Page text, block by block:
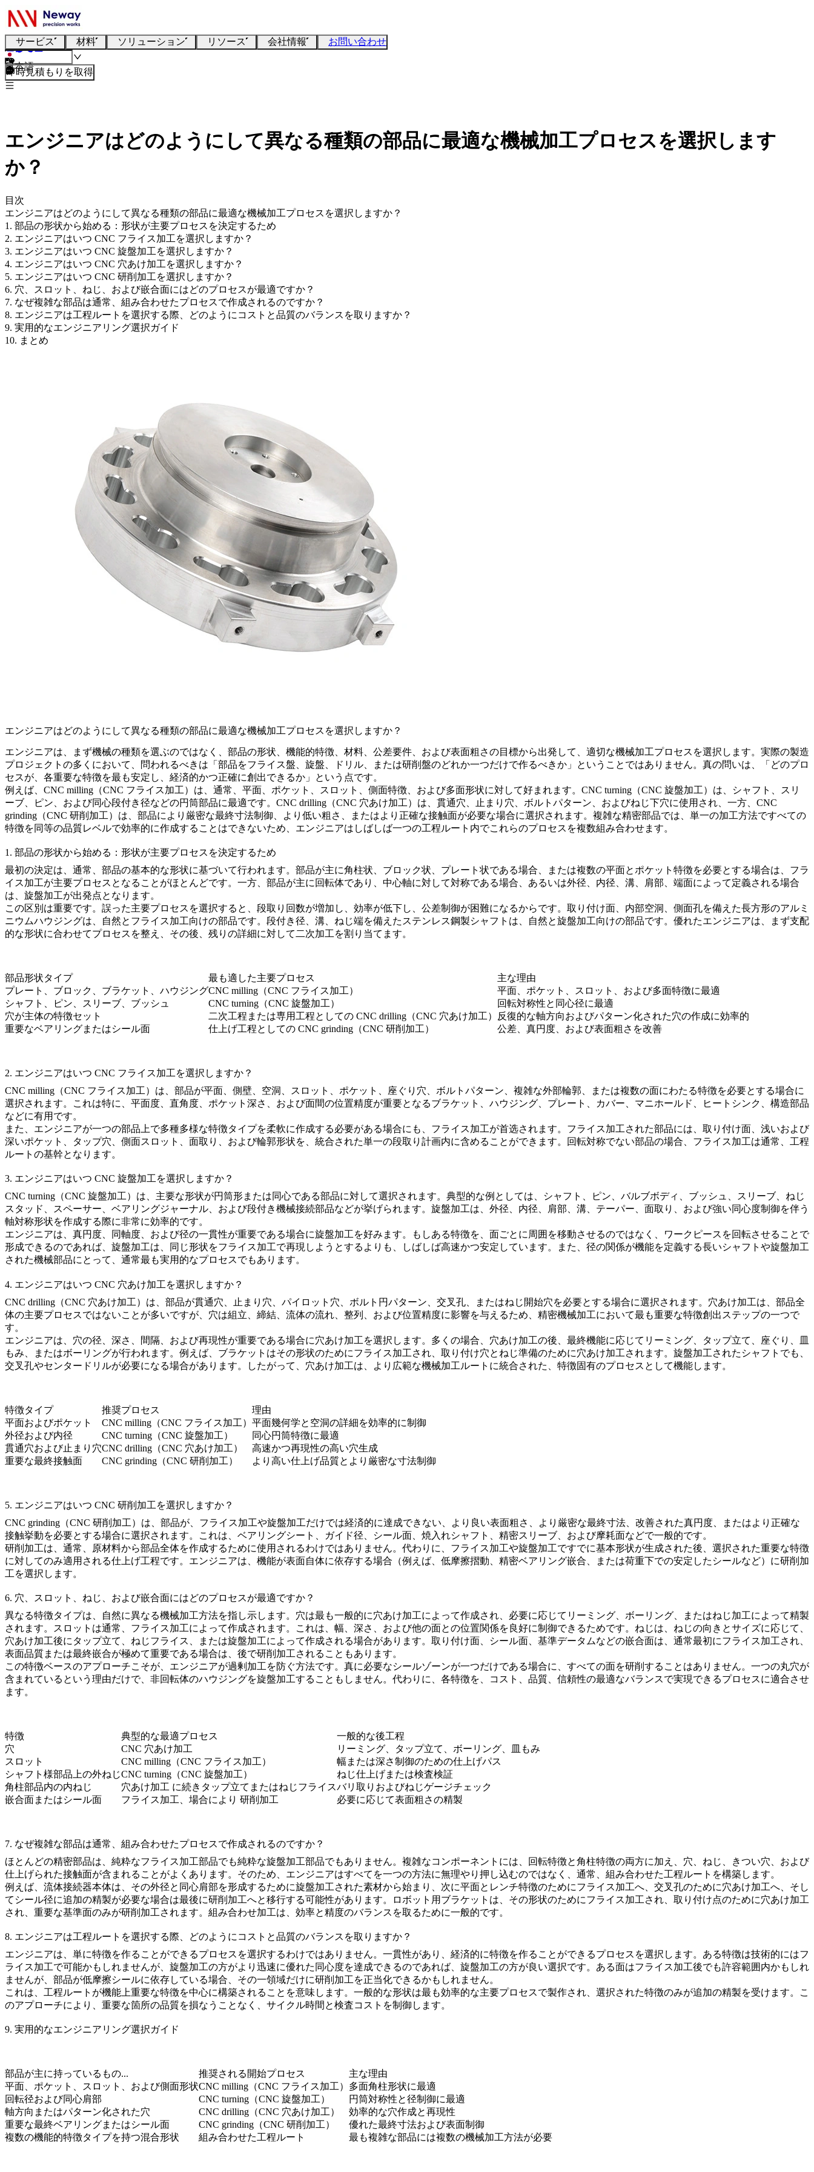
サービス 材料 ソリューション リソース 会社情報 お問い合わせ
日本語
即時見積もりを取得
エンジニアはどのようにして異なる種類の部品に最適な機械加工プロセスを選択します
か？
目次
エンジニアはどのようにして異なる種類の部品に最適な機械加工プロセスを選択しますか？
1. 部品の形状から始める：形状が主要プロセスを決定するため
2. エンジニアはいつ CNC フライス加工を選択しますか？
3. エンジニアはいつ CNC 旋盤加工を選択しますか？
4. エンジニアはいつ CNC 穴あけ加工を選択しますか？
5. エンジニアはいつ CNC 研削加工を選択しますか？
6. 穴、スロット、ねじ、および嵌合面にはどのプロセスが最適ですか？
7. なぜ複雑な部品は通常、組み合わせたプロセスで作成されるのですか？
8. エンジニアは工程ルートを選択する際、どのようにコストと品質のバランスを取りますか？
9. 実用的なエンジニアリング選択ガイド
10. まとめ
エンジニアはどのようにして異なる種類の部品に最適な機械加工プロセスを選択しますか？
エンジニアは、まず機械の種類を選ぶのではなく、部品の形状、機能的特徴、材料、公差要件、および表面粗さの目標から出発して、適切な機械加工プロセスを選択します。実際の製造
プロジェクトの多くにおいて、問われるべきは「部品をフライス盤、旋盤、ドリル、または研削盤のどれか一つだけで作るべきか」ということではありません。真の問いは、「どのプロ
セスが、各重要な特徴を最も安定し、経済的かつ正確に創出できるか」という点です。
例えば、 CNC milling（CNC フライス加工） は、通常、平面、ポケット、スロット、側面特徴、および多面形状に対して好まれます。 CNC turning（CNC 旋盤加工） は、シャフト、スリ
ーブ、ピン、および同心段付き径などの円筒部品に最適です。 CNC drilling（CNC 穴あけ加工） は、貫通穴、止まり穴、ボルトパターン、およびねじ下穴に使用され、一方、 CNC
grinding（CNC 研削加工） は、部品により厳密な最終寸法制御、より低い粗さ、またはより正確な接触面が必要な場合に選択されます。複雑な精密部品では、単一の加工方法ですべての
特徴を同等の品質レベルで効率的に作成することはできないため、エンジニアはしばしば一つの工程ルート内でこれらのプロセスを複数組み合わせます。
1. 部品の形状から始める：形状が主要プロセスを決定するため
最初の決定は、通常、部品の基本的な形状に基づいて行われます。部品が主に角柱状、ブロック状、プレート状である場合、または複数の平面とポケット特徴を必要とする場合は、フラ
イス加工が主要プロセスとなることがほとんどです。一方、部品が主に回転体であり、中心軸に対して対称である場合、あるいは外径、内径、溝、肩部、端面によって定義される場合
は、旋盤加工が出発点となります。
この区別は重要です。誤った主要プロセスを選択すると、段取り回数が増加し、効率が低下し、公差制御が困難になるからです。取り付け面、内部空洞、側面孔を備えた長方形のアルミ
ニウムハウジングは、自然とフライス加工向けの部品です。段付き径、溝、ねじ端を備えたステンレス鋼製シャフトは、自然と旋盤加工向けの部品です。優れたエンジニアは、まず支配
的な形状に合わせてプロセスを整え、その後、残りの詳細に対して二次加工を割り当てます。
部品形状タイプ 最も適した主要プロセス
主な理由
プレート、ブロック、ブラケット、ハウジングCNC milling（CNC フライス加工）
平面、ポケット、スロット、および多面特徴に最適
シャフト、ピン、スリーブ、ブッシュ
CNC turning（CNC 旋盤加工）
回転対称性と同心径に最適
穴が主体の特徴セット
二次工程または専用工程としての CNC drilling（CNC 穴あけ加工）
反復的な軸方向およびパターン化された穴の作成に効率的
重要なベアリングまたはシール面
仕上げ工程としての CNC grinding（CNC 研削加工） 公差、真円度、および表面粗さを改善
2. エンジニアはいつ CNC フライス加工を選択しますか？
CNC milling（CNC フライス加工） は、部品が平面、側壁、空洞、スロット、ポケット、座ぐり穴、ボルトパターン、複雑な外部輪郭、または複数の面にわたる特徴を必要とする場合に
選択されます。これは特に、平面度、直角度、ポケット深さ、および面間の位置精度が重要となるブラケット、ハウジング、プレート、カバー、マニホールド、ヒートシンク、構造部品
などに有用です。
また、エンジニアが一つの部品上で多種多様な特徴タイプを柔軟に作成する必要がある場合にも、フライス加工が首选されます。フライス加工された部品には、取り付け面、浅いおよび
深いポケット、タップ穴、側面スロット、面取り、および輪郭形状を、統合された単一の段取り計画内に含めることができます。回転対称でない部品の場合、フライス加工は通常、工程
ルートの基幹となります。
3. エンジニアはいつ CNC 旋盤加工を選択しますか？
CNC turning（CNC 旋盤加工） は、主要な形状が円筒形または同心である部品に対して選択されます。典型的な例としては、シャフト、ピン、バルブボディ、ブッシュ、スリーブ、ねじ
スタッド、スペーサー、ベアリングジャーナル、および段付き機械接続部品などが挙げられます。旋盤加工は、外径、内径、肩部、溝、テーパー、面取り、および強い同心度制御を伴う
軸対称形状を作成する際に非常に効率的です。
エンジニアは、真円度、同軸度、および径の一貫性が重要である場合に旋盤加工を好みます。もしある特徴を、面ごとに周囲を移動させるのではなく、ワークピースを回転させることで
形成できるのであれば、旋盤加工は、同じ形状をフライス加工で再現しようとするよりも、しばしば高速かつ安定しています。また、径の関係が機能を定義する長いシャフトや旋盤加工
された機械部品にとって、通常最も実用的なプロセスでもあります。
4. エンジニアはいつ CNC 穴あけ加工を選択しますか？
CNC drilling（CNC 穴あけ加工） は、部品が貫通穴、止まり穴、パイロット穴、ボルト円パターン、交叉孔、またはねじ開始穴を必要とする場合に選択されます。穴あけ加工は、部品全
体の主要プロセスではないことが多いですが、穴は組立、締結、流体の流れ、整列、および位置精度に影響を与えるため、精密機械加工において最も重要な特徴創出ステップの一つで
す。
エンジニアは、穴の径、深さ、間隔、および再現性が重要である場合に穴あけ加工を選択します。多くの場合、穴あけ加工の後、最終機能に応じてリーミング、タップ立て、座ぐり、皿
もみ、またはボーリングが行われます。例えば、ブラケットはその形状のためにフライス加工され、取り付け穴とねじ準備のために穴あけ加工されます。旋盤加工されたシャフトでも、
交叉孔やセンタードリルが必要になる場合があります。したがって、穴あけ加工は、より広範な機械加工ルートに統合された、特徴固有のプロセスとして機能します。
特徴タイプ 推奨プロセス
理由
平面およびポケット
CNC milling（CNC フライス加工） 平面幾何学と空洞の詳細を効率的に制御
外径および内径
CNC turning（CNC 旋盤加工）
同心円筒特徴に最適
貫通穴および止まり穴CNC drilling（CNC 穴あけ加工）
高速かつ再現性の高い穴生成
重要な最終接触面
CNC grinding（CNC 研削加工） より高い仕上げ品質とより厳密な寸法制御
5. エンジニアはいつ CNC 研削加工を選択しますか？
CNC grinding（CNC 研削加工） は、部品が、フライス加工や旋盤加工だけでは経済的に達成できない、より良い表面粗さ、より厳密な最終寸法、改善された真円度、またはより正確な
接触挙動を必要とする場合に選択されます。これは、ベアリングシート、ガイド径、シール面、焼入れシャフト、精密スリーブ、および摩耗面などで一般的です。
研削加工は、通常、原材料から部品全体を作成するために使用されるわけではありません。代わりに、フライス加工や旋盤加工ですでに基本形状が生成された後、選択された重要な特徴
に対してのみ適用される仕上げ工程です。エンジニアは、機能が表面自体に依存する場合（例えば、低摩擦摺動、精密ベアリング嵌合、または荷重下での安定したシールなど）に研削加
工を選択します。
6. 穴、スロット、ねじ、および嵌合面にはどのプロセスが最適ですか？
異なる特徴タイプは、自然に異なる機械加工方法を指し示します。穴は最も一般的に穴あけ加工によって作成され、必要に応じてリーミング、ボーリング、またはねじ加工によって精製
されます。スロットは通常、フライス加工によって作成されます。これは、幅、深さ、および他の面との位置関係を良好に制御できるためです。ねじは、ねじの向きとサイズに応じて、
穴あけ加工後にタップ立て、ねじフライス、または旋盤加工によって作成される場合があります。取り付け面、シール面、基準データムなどの嵌合面は、通常最初にフライス加工され、
表面品質または最終嵌合が極めて重要である場合は、後で研削加工されることもあります。
この特徴ベースのアプローチこそが、エンジニアが過剰加工を防ぐ方法です。真に必要なシールゾーンが一つだけである場合に、すべての面を研削することはありません。一つの丸穴が
含まれているという理由だけで、非回転体のハウジングを旋盤加工することもしません。代わりに、各特徴を、コスト、品質、信頼性の最適なバランスで実現できるプロセスに適合させ
ます。
特徴 典型的な最適プロセス
一般的な後工程
穴
CNC 穴あけ加工
リーミング、タップ立て、ボーリング、皿もみ
スロット
CNC milling（CNC フライス加工）
幅または深さ制御のための仕上げパス
シャフト様部品上の外ねじCNC turning（CNC 旋盤加工）
ねじ仕上げまたは検査検証
角柱部品内の内ねじ
穴あけ加工 に続きタップ立てまたはねじフライスバリ取りおよびねじゲージチェック
嵌合面またはシール面
フライス加工 、場合により 研削加工 必要に応じて表面粗さの精製
7. なぜ複雑な部品は通常、組み合わせたプロセスで作成されるのですか？
ほとんどの精密部品は、純粋なフライス加工部品でも純粋な旋盤加工部品でもありません。複雑なコンポーネントには、回転特徴と角柱特徴の両方に加え、穴、ねじ、きつい穴、および
仕上げられた接触面が含まれることがよくあります。そのため、エンジニアはすべてを一つの方法に無理やり押し込むのではなく、通常、組み合わせた工程ルートを構築します。
例えば、流体接続器本体は、その外径と同心肩部を形成するために旋盤加工された素材から始まり、次に平面とレンチ特徴のためにフライス加工へ、交叉孔のために穴あけ加工へ、そし
てシール径に追加の精製が必要な場合は最後に研削加工へと移行する可能性があります。ロボット用ブラケットは、その形状のためにフライス加工され、取り付け点のために穴あけ加工
され、重要な基準面のみが研削加工されます。組み合わせ加工は、効率と精度のバランスを取るために一般的です。
8. エンジニアは工程ルートを選択する際、どのようにコストと品質のバランスを取りますか？
エンジニアは、単に特徴を作ることができるプロセスを選択するわけではありません。一貫性があり、経済的に特徴を作ることができるプロセスを選択します。ある特徴は技術的にはフ
ライス加工で可能かもしれませんが、旋盤加工の方がより迅速に優れた同心度を達成できるのであれば、旋盤加工の方が良い選択です。ある面はフライス加工後でも許容範囲内かもしれ
ませんが、部品が低摩擦シールに依存している場合、その一領域だけに研削加工を正当化できるかもしれません。
これは、工程ルートが機能上重要な特徴を中心に構築されることを意味します。一般的な形状は最も効率的な主要プロセスで製作され、選択された特徴のみが追加の精製を受けます。こ
のアプローチにより、重要な箇所の品質を損なうことなく、サイクル時間と検査コストを制御します。
9. 実用的なエンジニアリング選択ガイド
部品が主に持っているもの... 推奨される開始プロセス
主な理由
平面、ポケット、スロット、および側面形状CNC milling（CNC フライス加工） 多面角柱形状に最適
回転径および同心肩部
CNC turning（CNC 旋盤加工）
円筒対称性と径制御に最適
軸方向またはパターン化された穴
CNC drilling（CNC 穴あけ加工）
効率的な穴作成と再現性
重要な最終ベアリングまたはシール面
CNC grinding（CNC 研削加工）
優れた最終寸法および表面制御
複数の機能的特徴タイプを持つ混合形状
組み合わせた工程ルート 最も複雑な部品には複数の機械加工方法が必要